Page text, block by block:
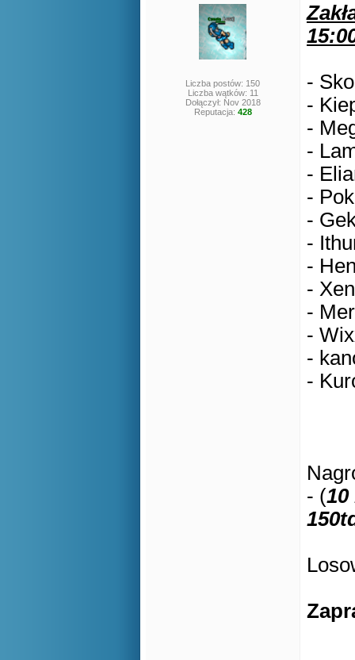
Liczba postów: 150
Liczba wątków: 11
Dołączył: Nov 2018
Reputacja: 428
-
-
-
-
-
-
-
-
-
-
-
-
-
-
- (10